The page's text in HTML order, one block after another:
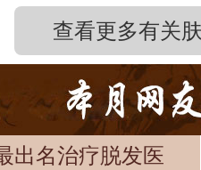
查看更多有关
出名治疗脱发医